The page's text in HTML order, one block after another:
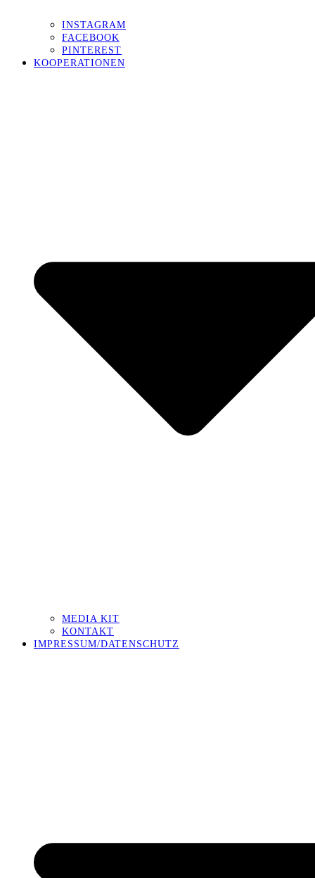
INSTAGRAM
FACEBOOK
PINTEREST
KOOPERATIONEN
MEDIA KIT
KONTAKT
IMPRESSUM/DATENSCHUTZ